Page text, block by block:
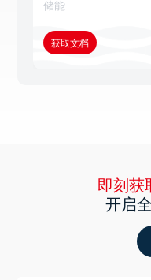
储能
获取文档
即刻获
开启